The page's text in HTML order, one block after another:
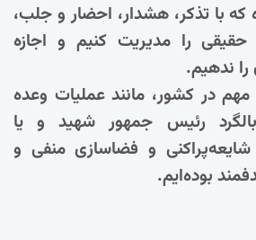
که با تذکر، هشدار، احضار و جلب،
را مدیریت کنیم و اجازه
را ندهیم.
در کشور، مانند عملیات وعده
رئیس جمهور شهید و یا
شایعه‌پراکنی و فضاسازی منفی و
بوده‌ایم.